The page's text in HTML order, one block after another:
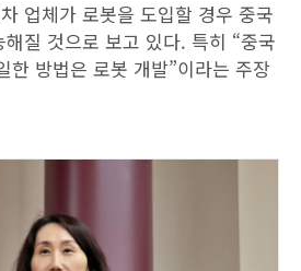
업체가 로봇을 도입할 경우 중국
질 것으로 보고 있다. 특히 “중국
한 방법은 로봇 개발”이라는 주장